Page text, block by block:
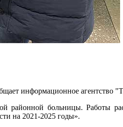
информационное агентство
районной больницы. Работы
на 2021-2025 годы».